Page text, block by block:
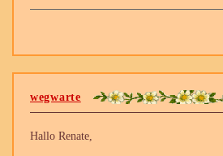
wegwarte
Hallo Renate,